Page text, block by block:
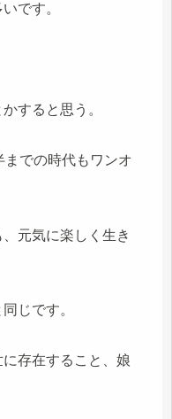
です。
すると思う。
での時代もワンオ
元気に楽しく生き
じです。
存在すること、娘